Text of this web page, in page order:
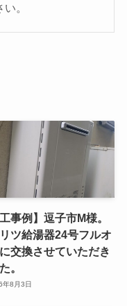
。
工事例】逗子市M様。
ツ給湯器24号フルオ
交換させていただき
。
年8月3日